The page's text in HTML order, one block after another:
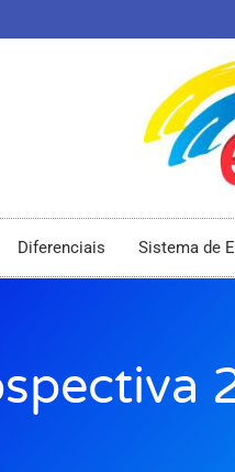
Diferenciais Sistema de